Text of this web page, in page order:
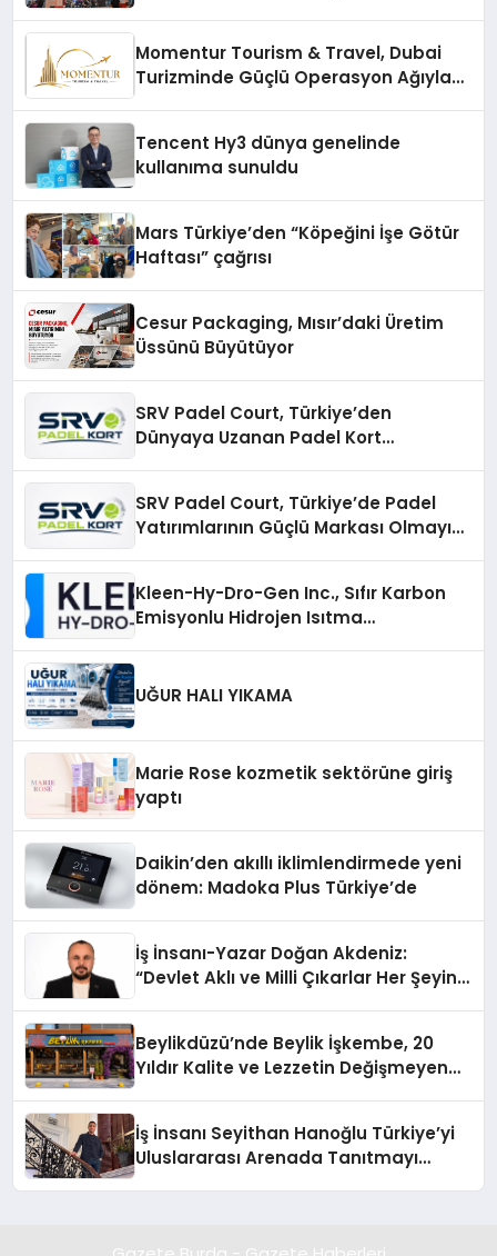
Momentur Tourism & Travel, Dubai
Turizminde Güçlü Operasyon Ağıyla
Tencent Hy3 dünya genelinde
kullanıma sunuldu
Mars Türkiye’den “Köpeğini İşe Götür
Haftası” çağrısı
Cesur Packaging, Mısır’daki Üretim
Üssünü Büyütüyor
SRV Padel Court, Türkiye’den
Dünyaya Uzanan Padel Kort
SRV Padel Court, Türkiye’de Padel
Yatırımlarının Güçlü Markası Olmayı
Kleen-Hy-Dro-Gen Inc., Sıfır Karbon
Emisyonlu Hidrojen Isıtma
UĞUR HALI YIKAMA
Marie Rose kozmetik sektörüne giriş
yaptı
Daikin’den akıllı iklimlendirmede yeni
dönem: Madoka Plus Türkiye’de
İş İnsanı-Yazar Doğan Akdeniz:
“Devlet Aklı ve Milli Çıkarlar Her Şeyin
Beylikdüzü’nde Beylik İşkembe, 20
Yıldır Kalite ve Lezzetin Değişmeyen
İş İnsanı Seyithan Hanoğlu Türkiye’yi
Uluslararası Arenada Tanıtmayı